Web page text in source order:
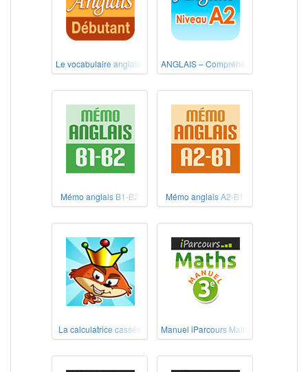
Le vocabulaire anglais débutantANGLAIS – Compréhension de l'écrit
Mémo anglais B1-B2 Mémo anglais A2-B1
La calculatrice cassée Manuel iParcours Maths 3e